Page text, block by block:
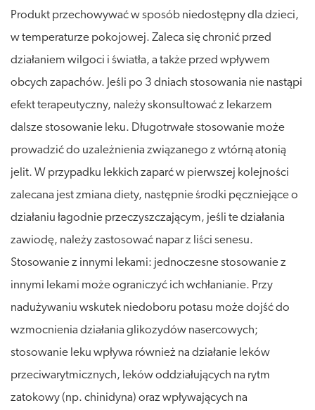
Produkt przechowywać w sposób niedostępny dla dzieci,
w temperaturze pokojowej. Zaleca się chronić przed
działaniem wilgoci i światła, a także przed wpływem
obcych zapachów. Jeśli po 3 dniach stosowania nie nastąpi
efekt terapeutyczny, należy skonsultować z lekarzem
dalsze stosowanie leku. Długotrwałe stosowanie może
prowadzić do uzależnienia związanego z wtórną atonią
jelit. W przypadku lekkich zaparć w pierwszej kolejności
zalecana jest zmiana diety, następnie środki pęczniejące o
działaniu łagodnie przeczyszczającym, jeśli te działania
zawiodę, należy zastosować napar z liści senesu.
Stosowanie z innymi lekami: jednoczesne stosowanie z
innymi lekami może ograniczyć ich wchłanianie. Przy
nadużywaniu wskutek niedoboru potasu może dojść do
wzmocnienia działania glikozydów nasercowych;
stosowanie leku wpływa również na działanie leków
przeciwarytmicznych, leków oddziałujących na rytm
zatokowy (np. chinidyna) oraz wpływających na